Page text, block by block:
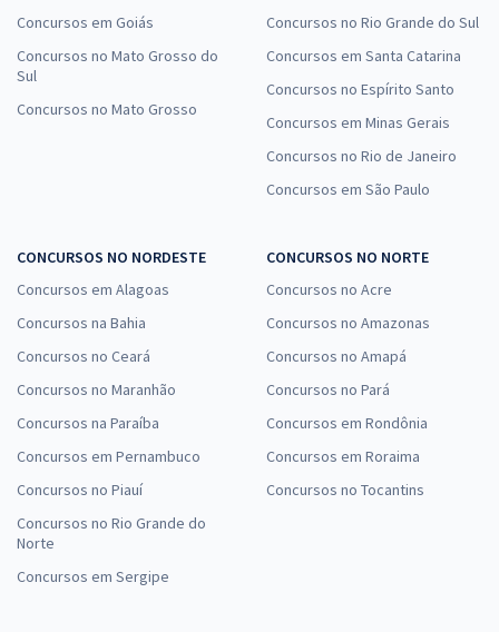
Concursos em Goiás
Concursos no Mato Grosso do
Sul
Concursos no Mato Grosso
Concursos no Rio Grande do Sul
Concursos em Santa Catarina
Concursos no Espírito Santo
Concursos em Minas Gerais
Concursos no Rio de Janeiro
Concursos em São Paulo
CONCURSOS NO NORDESTE
Concursos em Alagoas
Concursos na Bahia
Concursos no Ceará
Concursos no Maranhão
Concursos na Paraíba
Concursos em Pernambuco
Concursos no Piauí
Concursos no Rio Grande do
Norte
Concursos em Sergipe
CONCURSOS NO NORTE
Concursos no Acre
Concursos no Amazonas
Concursos no Amapá
Concursos no Pará
Concursos em Rondônia
Concursos em Roraima
Concursos no Tocantins